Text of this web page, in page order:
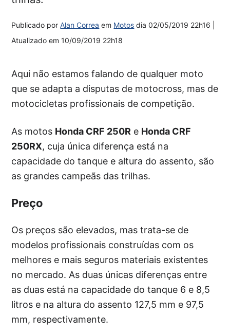
Publicado porAlan Correa em Motos dia02/05/2019 22h16
Atualizado em10/09/2019 22h18
Aqui não estamos falando de qualquer moto
que se adapta a disputas de motocross, mas de
motocicletas profissionais de competição.
As motos Honda CRF 250R e Honda CRF
250RX, cuja única diferença está na
capacidade do tanque e altura do assento, são
as grandes campeãs das trilhas.
Preço
Os preços são elevados, mas trata-se de
modelos profissionais construídas com os
melhores e mais seguros materiais existentes
no mercado. As duas únicas diferenças entre
as duas está na capacidade do tanque 6 e 8,5
litros e na altura do assento 127,5 mm e 97,5
mm, respectivamente.